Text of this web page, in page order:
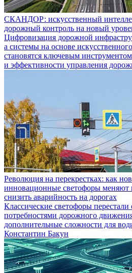
СКАНДОР: искусственный
дорожный контроль на новый
Цифровизация дорожной
а системы на основе
становятся ключевым
и эффективности управления
Революция на перекрестках: как
инновационные светофоры меняют
снизить аварийность на дорогах
Классические светофоры перестали
потребностями дорожного
дополнительные сложности для
Константин Бакун